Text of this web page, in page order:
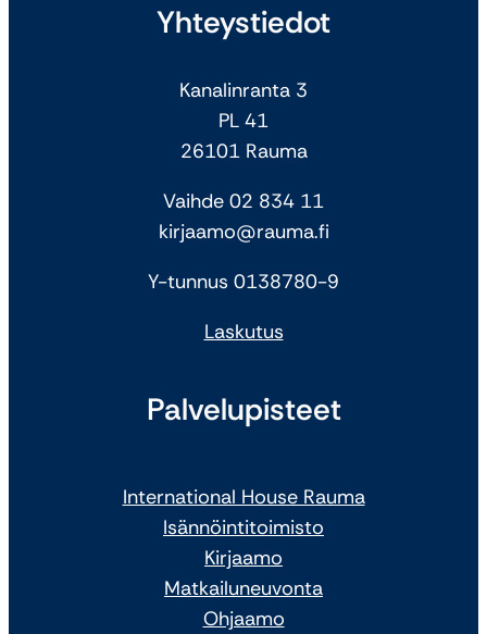
Yhteystiedot
Kanalinranta 3
PL 41
26101 Rauma
Vaihde 02 834 11
kirjaamo@rauma.fi
Y-tunnus 0138780-9
Laskutus
Palvelupisteet
International House Rauma
Isännöintitoimisto
Kirjaamo
Matkailuneuvonta
Ohjaamo